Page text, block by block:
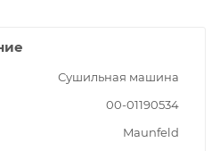
Сушильная машина
00-01190534
Maunfeld